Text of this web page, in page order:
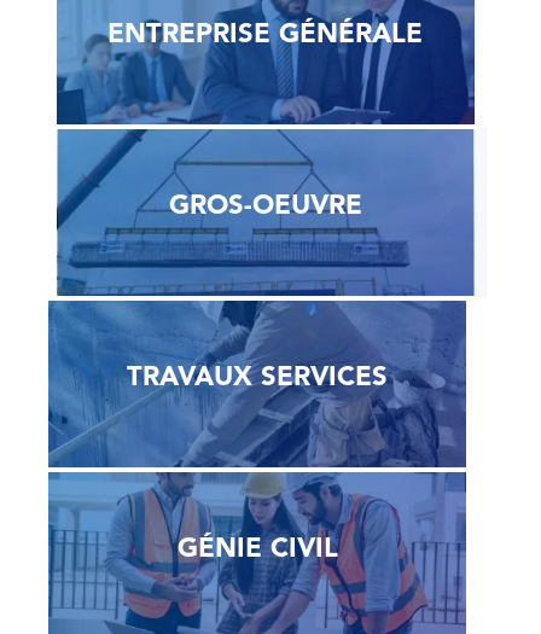
ENTREPRISE GÉNÉRALE
GROS-OEUVRE
TRAVAUX SERVICES
GÉNIE CIVIL